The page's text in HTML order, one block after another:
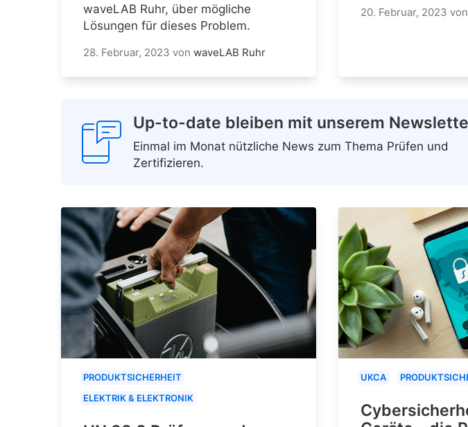
waveLAB Ruhr, über mögliche
Lösungen für dieses Problem.
28. Februar, 2023 von waveLAB Ruhr
20. Februar, 2023 von
Up-to-date bleiben mit unserem
Einmal im Monat nützliche News zum Thema Prüfen und
Zertifizieren.
PRODUKTSICHERHEIT
ELEKTRIK & ELEKTRONIK
UKCA